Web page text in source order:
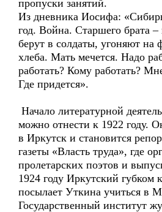
пропуски занятий.
Из дневника Иосифа:
год. Война. Старшего брата –
берут в солдаты, угоняют на
хлеба. Мать мечется. Надо
работать? Кому работать?
Где придется».
Начало литературной
можно отнести к 1922 году.
в Иркутск и становится
газеты «Власть труда», где
пролетарских поэтов и
1924 году Иркутский губком
посылает Уткина учиться в
Государственный институт